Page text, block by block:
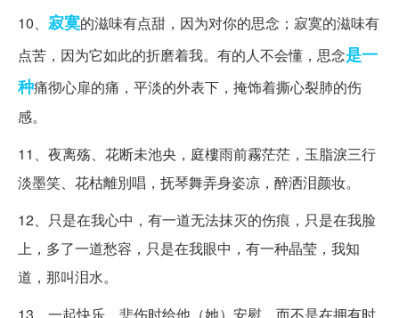
10、 寂寞的滋味有点甜，因为对你的思念；寂寞的滋味有
点苦，因为它如此的折磨着我。有的人不会懂，思念是一
种痛彻心扉的痛，平淡的外表下，掩饰着撕心裂肺的伤
感。
11、夜离殇、花断未池央，庭樓雨前霧茫茫，玉脂淚三行
淡墨笑、花枯離別唱，抚琴舞弄身姿凉，醉洒泪颜妆。
12、只是在我心中，有一道无法抹灭的伤痕，只是在我脸
上，多了一道愁容，只是在我眼中，有一种晶莹，我知
道，那叫泪水。